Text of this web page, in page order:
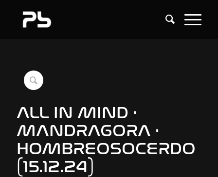
ALL IN MIND ·
MANDRAGORA ·
HOMBREOSOCERDO
(15.12.24)